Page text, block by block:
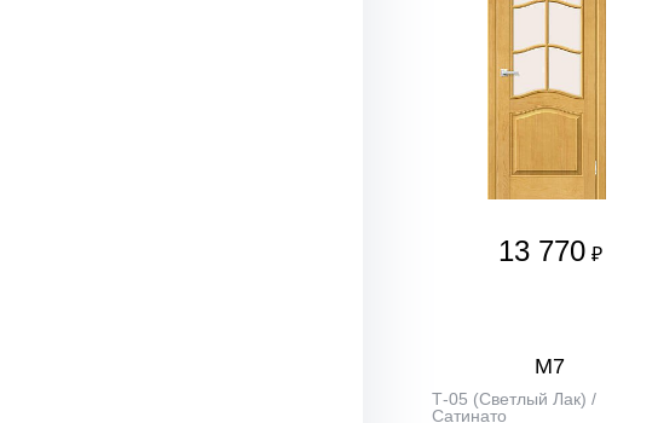
13 770 ₽
М7
Т-05 (Светлый Лак) /
Сатинато